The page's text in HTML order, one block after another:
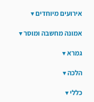
אירועים מיוחדים
אמונה מחשבה ומוסר
גמרא
הלכה
כללי